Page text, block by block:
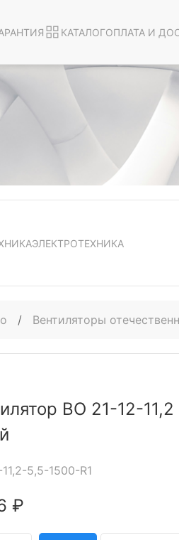
КАТАЛОГОПЛАТА И
ЭЛЕКТРОТЕХНИКА
/ Вентиляторы
ВО 21-12-
5,5-1500-R1
₽